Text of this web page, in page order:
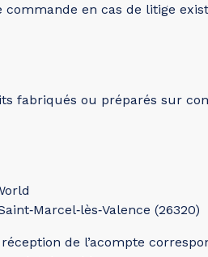
en cas de litige
fabriqués ou préparés sur
(26320)
de l’acompte